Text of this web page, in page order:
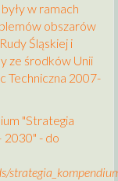
w ramach
obszarów
Śląskiej i
ze środków Unii
Techniczna 2007-
"Strategia
2030" - do